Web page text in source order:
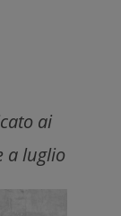
ai
a luglio